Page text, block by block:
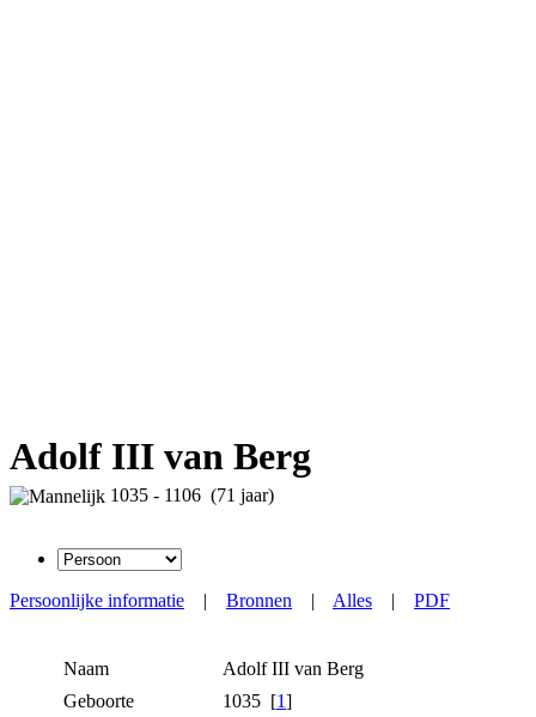
Adolf III van Berg
1035 - 1106 (71 jaar)
Persoonlijke informatie | Bronnen | Alles | PDF
Naam Adolf III van Berg
Geboorte
1035 [1]